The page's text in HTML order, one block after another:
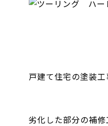
戸建て住宅の塗装
劣化した部分の補修